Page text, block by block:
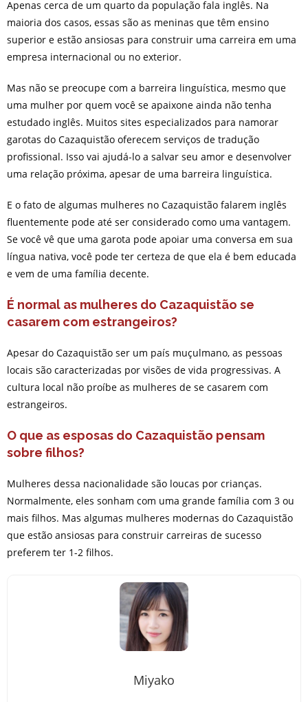
Apenas cerca de um quarto da população fala inglês. Na
maioria dos casos, essas são as meninas que têm ensino
superior e estão ansiosas para construir uma carreira em uma
empresa internacional ou no exterior.
Mas não se preocupe com a barreira linguística, mesmo que
uma mulher por quem você se apaixone ainda não tenha
estudado inglês. Muitos sites especializados para namorar
garotas do Cazaquistão oferecem serviços de tradução
profissional. Isso vai ajudá-lo a salvar seu amor e desenvolver
uma relação próxima, apesar de uma barreira linguística.
E o fato de algumas mulheres no Cazaquistão falarem inglês
fluentemente pode até ser considerado como uma vantagem.
Se você vê que uma garota pode apoiar uma conversa em sua
língua nativa, você pode ter certeza de que ela é bem educada
e vem de uma família decente.
É normal as mulheres do Cazaquistão se
casarem com estrangeiros?
Apesar do Cazaquistão ser um país muçulmano, as pessoas
locais são caracterizadas por visões de vida progressivas. A
cultura local não proíbe as mulheres de se casarem com
estrangeiros.
O que as esposas do Cazaquistão pensam
sobre filhos?
Mulheres dessa nacionalidade são loucas por crianças.
Normalmente, eles sonham com uma grande família com 3 ou
mais filhos. Mas algumas mulheres modernas do Cazaquistão
que estão ansiosas para construir carreiras de sucesso
preferem ter 1-2 filhos.
Miyako